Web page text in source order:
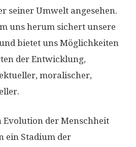
seiner Umwelt angesehen.
uns herum sichert unsere
bietet uns Möglichkeiten
der Entwicklung,
moralischer,
Evolution der Menschheit
ein Stadium der